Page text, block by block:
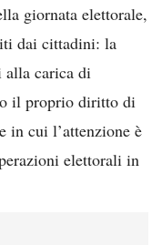
giornata elettorale,
dai cittadini: la
alla carica di
il proprio diritto di
in cui l’attenzione è
elettorali in